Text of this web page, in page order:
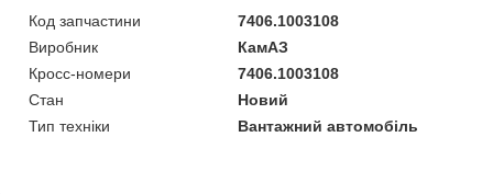
Код запчастини
7406.1003108
Виробник
КамАЗ
Кросс-номери
7406.1003108
Стан
Новий
Тип техніки
Вантажний автомобіль